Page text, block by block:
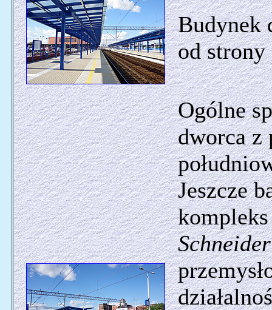
Budynek
od strony
Ogólne
dworca z
Jeszcze